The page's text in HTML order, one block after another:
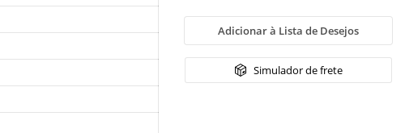
Adicionar à Lista de Desejos
Simulador de frete